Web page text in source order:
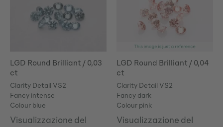
LGD Round Brilliant / 0,03
ct
Clarity Detail VS2
Fancy intense
Colour blue
Visualizzazione del
LGD Round Brilliant / 0,04
ct
Clarity Detail VS2
Fancy dark
Colour pink
Visualizzazione del